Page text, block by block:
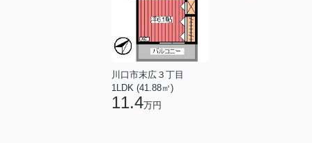
川口市末広３丁目
1LDK (41.88㎡)
11.4万円